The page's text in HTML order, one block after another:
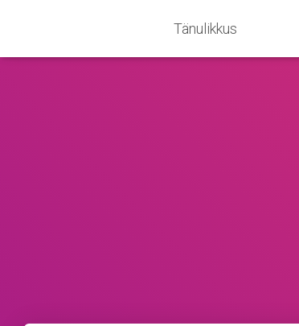
Tänulikkus